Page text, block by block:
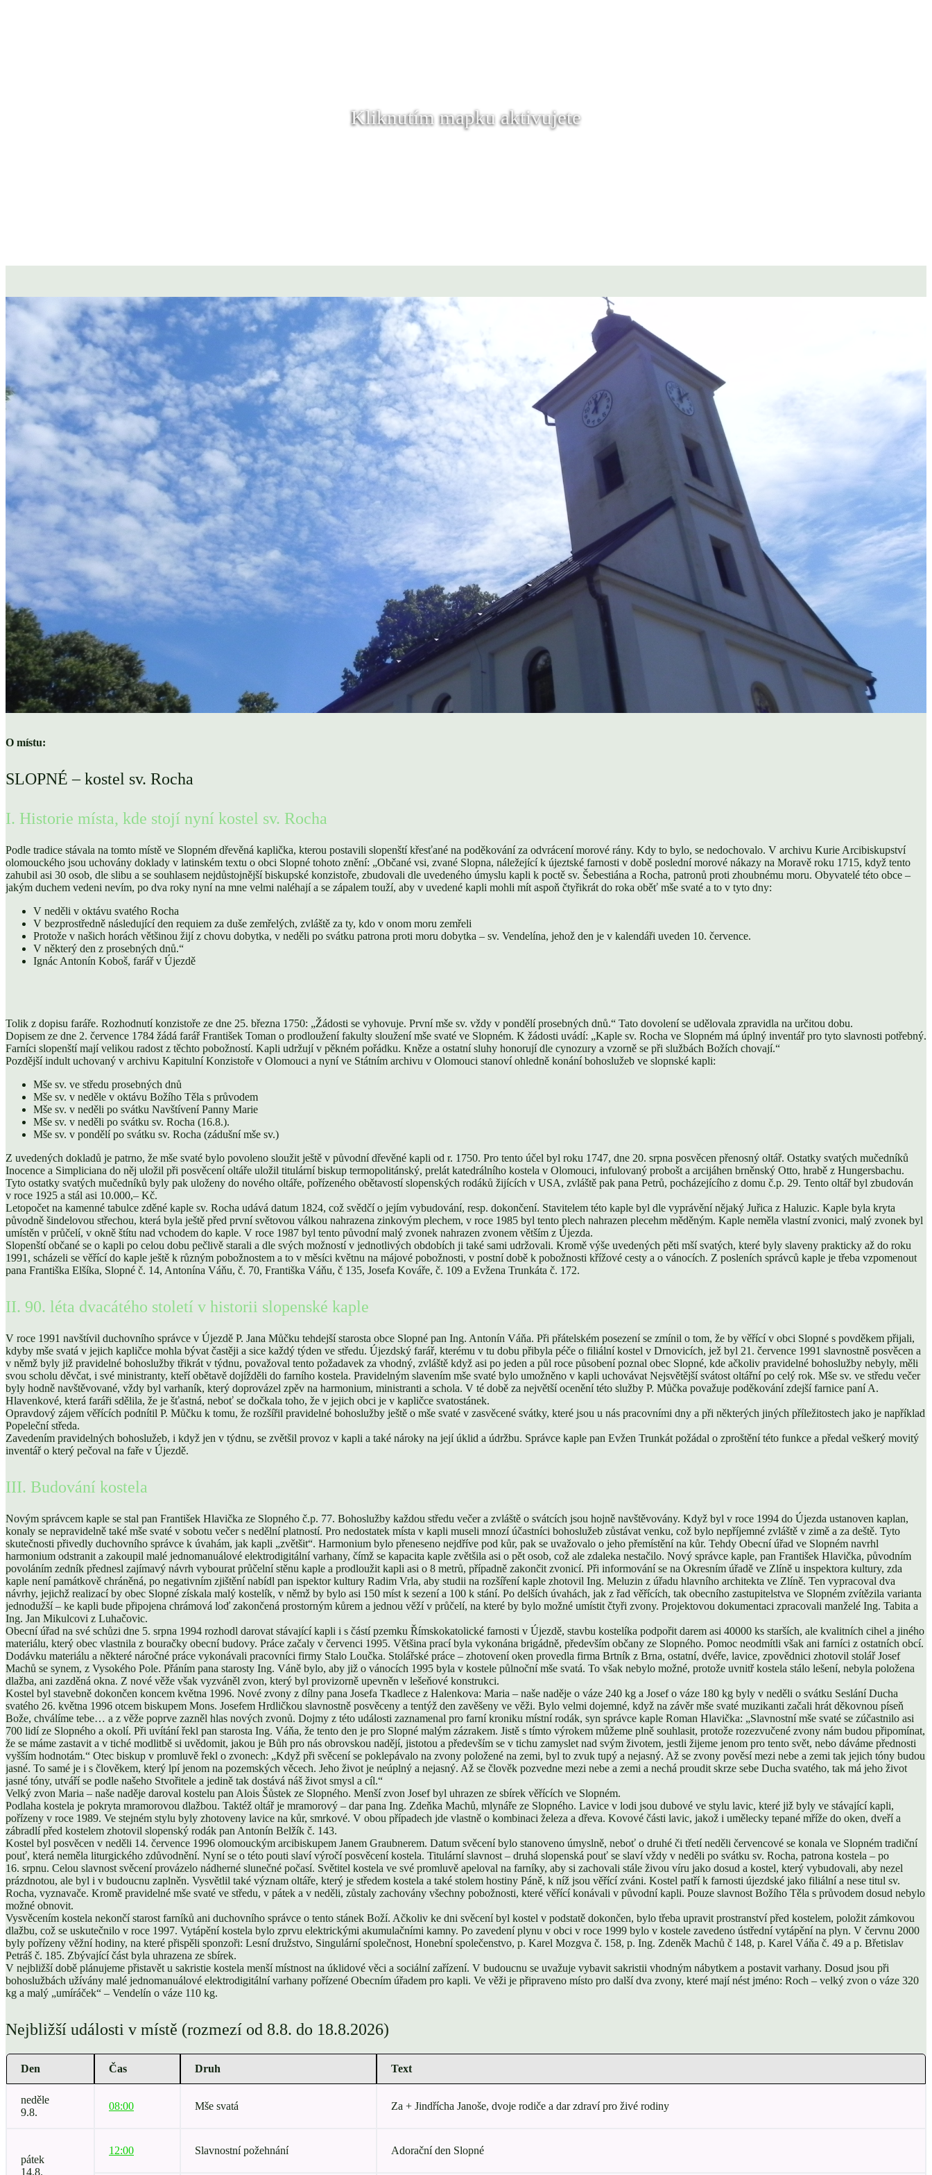
Kliknutím mapku aktivujete
O místu:
SLOPNÉ – kostel sv. Rocha
I. Historie místa, kde stojí nyní kostel sv. Rocha
Podle tradice stávala na tomto místě ve Slopném dřevěná kaplička, kterou postavili slopenští křesťané na poděkování za odvrácení morové rány. Kdy to bylo, se nedochovalo. V archivu Kurie Arcibiskupství
olomouckého jsou uchovány doklady v latinském textu o obci Slopné tohoto znění: „Občané vsi, zvané Slopna, náležející k újeztské farnosti v době poslední morové nákazy na Moravě roku 1715, když tento
zahubil asi 30 osob, dle slibu a se souhlasem nejdůstojnější biskupské konzistoře, zbudovali dle uvedeného úmyslu kapli k poctě sv. Šebestiána a Rocha, patronů proti zhoubnému moru. Obyvatelé této obce –
jakým duchem vedeni nevím, po dva roky nyní na mne velmi naléhají a se zápalem touží, aby v uvedené kapli mohli mít aspoň čtyřikrát do roka oběť mše svaté a to v tyto dny:
V neděli v oktávu svatého Rocha
V bezprostředně následující den requiem za duše zemřelých, zvláště za ty, kdo v onom moru zemřeli
Protože v našich horách většinou žijí z chovu dobytka, v neděli po svátku patrona proti moru dobytka – sv. Vendelína, jehož den je v kalendáři uveden 10. července.
V některý den z prosebných dnů.“
Ignác Antonín Koboš, farář v Újezdě
Tolik z dopisu faráře. Rozhodnutí konzistoře ze dne 25. března 1750: „Žádosti se vyhovuje. První mše sv. vždy v pondělí prosebných dnů.“ Tato dovolení se udělovala zpravidla na určitou dobu.
Dopisem ze dne 2. července 1784 žádá farář František Toman o prodloužení fakulty sloužení mše svaté ve Slopném. K žádosti uvádí: „Kaple sv. Rocha ve Slopném má úplný inventář pro tyto slavnosti potřebný.
Farníci slopenští mají velikou radost z těchto pobožností. Kapli udržují v pěkném pořádku. Kněze a ostatní sluhy honorují dle cynozury a vzorně se při službách Božích chovají.“
Pozdější indult uchovaný v archivu Kapitulní Konzistoře v Olomouci a nyní ve Státním archivu v Olomouci stanoví ohledně konání bohoslužeb ve slopnské kapli:
Mše sv. ve středu prosebných dnů
Mše sv. v neděle v oktávu Božího Těla s průvodem
Mše sv. v neděli po svátku Navštívení Panny Marie
Mše sv. v neděli po svátku sv. Rocha (16.8.).
Mše sv. v pondělí po svátku sv. Rocha (zádušní mše sv.)
Z uvedených dokladů je patrno, že mše svaté bylo povoleno sloužit ještě v původní dřevěné kapli od r. 1750. Pro tento účel byl roku 1747, dne 20. srpna posvěcen přenosný oltář. Ostatky svatých mučedníků
Inocence a Simpliciana do něj uložil při posvěcení oltáře uložil titulární biskup termopolitánský, prelát katedrálního kostela v Olomouci, infulovaný probošt a arcijáhen brněnský Otto, hrabě z Hungersbachu.
Tyto ostatky svatých mučedníků byly pak uloženy do nového oltáře, pořízeného obětavostí slopenských rodáků žijících v USA, zvláště pak pana Petrů, pocházejícího z domu č.p. 29. Tento oltář byl zbudován
v roce 1925 a stál asi 10.000,– Kč.
Letopočet na kamenné tabulce zděné kaple sv. Rocha udává datum 1824, což svědčí o jejím vybudování, resp. dokončení. Stavitelem této kaple byl dle vyprávění nějaký Juřica z Haluzic. Kaple byla kryta
původně šindelovou střechou, která byla ještě před první světovou válkou nahrazena zinkovým plechem, v roce 1985 byl tento plech nahrazen plecehm měděným. Kaple neměla vlastní zvonici, malý zvonek byl
umístěn v průčelí, v okně štítu nad vchodem do kaple. V roce 1987 byl tento původní malý zvonek nahrazen zvonem větším z Újezda.
Slopenští občané se o kapli po celou dobu pečlivě starali a dle svých možností v jednotlivých obdobích ji také sami udržovali. Kromě výše uvedených pěti mší svatých, které byly slaveny prakticky až do roku
1991, scházeli se věřící do kaple ještě k různým pobožnostem a to v měsíci květnu na májové pobožnosti, v postní době k pobožnosti křížové cesty a o vánocích. Z posleních správců kaple je třeba vzpomenout
pana Františka Elšíka, Slopné č. 14, Antonína Váňu, č. 70, Františka Váňu, č 135, Josefa Kováře, č. 109 a Evžena Trunkáta č. 172.
II. 90. léta dvacátého století v historii slopenské kaple
V roce 1991 navštívil duchovního správce v Újezdě P. Jana Můčku tehdejší starosta obce Slopné pan Ing. Antonín Váňa. Při přátelském posezení se zmínil o tom, že by věřící v obci Slopné s povděkem přijali,
kdyby mše svatá v jejich kapličce mohla bývat častěji a sice každý týden ve středu. Újezdský farář, kterému v tu dobu přibyla péče o filiální kostel v Drnovicích, jež byl 21. července 1991 slavnostně posvěcen a
v němž byly již pravidelné bohoslužby třikrát v týdnu, považoval tento požadavek za vhodný, zvláště když asi po jeden a půl roce působení poznal obec Slopné, kde ačkoliv pravidelné bohoslužby nebyly, měli
svou scholu děvčat, i své ministranty, kteří obětavě dojížděli do farního kostela. Pravidelným slavením mše svaté bylo umožněno v kapli uchovávat Nejsvětější svátost oltářní po celý rok. Mše sv. ve středu večer
byly hodně navštěvované, vždy byl varhaník, který doprovázel zpěv na harmonium, ministranti a schola. V té době za největší ocenění této služby P. Můčka považuje poděkování zdejší farnice paní A.
Hlavenkové, která faráři sdělila, že je šťastná, neboť se dočkala toho, že v jejich obci je v kapličce svatostánek.
Opravdový zájem věřících podnítil P. Můčku k tomu, že rozšířil pravidelné bohoslužby ještě o mše svaté v zasvěcené svátky, které jsou u nás pracovními dny a při některých jiných příležitostech jako je například
Popeleční středa.
Zavedením pravidelných bohoslužeb, i když jen v týdnu, se zvětšil provoz v kapli a také nároky na její úklid a údržbu. Správce kaple pan Evžen Trunkát požádal o zproštění této funkce a předal veškerý movitý
inventář o který pečoval na faře v Újezdě.
III. Budování kostela
Novým správcem kaple se stal pan František Hlavička ze Slopného č.p. 77. Bohoslužby každou středu večer a zvláště o svátcích jsou hojně navštěvovány. Když byl v roce 1994 do Újezda ustanoven kaplan,
konaly se nepravidelně také mše svaté v sobotu večer s nedělní platností. Pro nedostatek místa v kapli museli mnozí účastníci bohoslužeb zůstávat venku, což bylo nepříjemné zvláště v zimě a za deště. Tyto
skutečnosti přivedly duchovního správce k úvahám, jak kapli „zvětšit“. Harmonium bylo přeneseno nejdříve pod kůr, pak se uvažovalo o jeho přemístění na kůr. Tehdy Obecní úřad ve Slopném navrhl
harmonium odstranit a zakoupil malé jednomanuálové elektrodigitální varhany, čímž se kapacita kaple zvětšila asi o pět osob, což ale zdaleka nestačilo. Nový správce kaple, pan František Hlavička, původním
povoláním zedník přednesl zajímavý návrh vybourat průčelní stěnu kaple a prodloužit kapli asi o 8 metrů, případně zakončit zvonicí. Při informování se na Okresním úřadě ve Zlíně u inspektora kultury, zda
kaple není památkově chráněná, po negativním zjištění nabídl pan ispektor kultury Radim Vrla, aby studii na rozšíření kaple zhotovil Ing. Meluzin z úřadu hlavního architekta ve Zlíně. Ten vypracoval dva
návrhy, jejichž realizací by obec Slopné získala malý kostelík, v němž by bylo asi 150 míst k sezení a 100 k stání. Po delších úvahách, jak z řad věřících, tak obecního zastupitelstva ve Slopném zvítězila varianta
jednodužší – ke kapli bude připojena chrámová loď zakončená prostorným kůrem a jednou věží v průčelí, na které by bylo možné umístit čtyři zvony. Projektovou dokumentaci zpracovali manželé Ing. Tabita a
Ing. Jan Mikulcovi z Luhačovic.
Obecní úřad na své schůzi dne 5. srpna 1994 rozhodl darovat stávající kapli i s částí pzemku Římskokatolické farnosti v Újezdě, stavbu kostelíka podpořit darem asi 40000 ks starších, ale kvalitních cihel a jiného
materiálu, který obec vlastnila z bouračky obecní budovy. Práce začaly v červenci 1995. Většina prací byla vykonána brigádně, především občany ze Slopného. Pomoc neodmítli však ani farníci z ostatních obcí.
Dodávku materiálu a některé náročné práce vykonávali pracovníci firmy Stalo Loučka. Stolářské práce – zhotovení oken provedla firma Brtník z Brna, ostatní, dvéře, lavice, zpovědnici zhotovil stolář Josef
Machů se synem, z Vysokého Pole. Přáním pana starosty Ing. Váně bylo, aby již o vánocích 1995 byla v kostele půlnoční mše svatá. To však nebylo možné, protože uvnitř kostela stálo lešení, nebyla položena
dlažba, ani zazděná okna. Z nové věže však vyzváněl zvon, který byl provizorně upevněn v lešeňové konstrukci.
Kostel byl stavebně dokončen koncem května 1996. Nové zvony z dílny pana Josefa Tkadlece z Halenkova: Maria – naše naděje o váze 240 kg a Josef o váze 180 kg byly v neděli o svátku Seslání Ducha
svatého 26. května 1996 otcem biskupem Mons. Josefem Hrdličkou slavnostně posvěceny a tentýž den zavěšeny ve věži. Bylo velmi dojemné, když na závěr mše svaté muzikanti začali hrát děkovnou píseň
Bože, chválíme tebe… a z věže poprve zazněl hlas nových zvonů. Dojmy z této události zaznamenal pro farní kroniku místní rodák, syn správce kaple Roman Hlavička: „Slavnostní mše svaté se zúčastnilo asi
700 lidí ze Slopného a okolí. Při uvítání řekl pan starosta Ing. Váňa, že tento den je pro Slopné malým zázrakem. Jistě s tímto výrokem můžeme plně souhlasit, protože rozezvučené zvony nám budou připomínat,
že se máme zastavit a v tiché modlitbě si uvědomit, jakou je Bůh pro nás obrovskou nadějí, jistotou a především se v tichu zamyslet nad svým životem, jestli žijeme jenom pro tento svět, nebo dáváme přednosti
vyšším hodnotám.“ Otec biskup v promluvě řekl o zvonech: „Když při svěcení se poklepávalo na zvony položené na zemi, byl to zvuk tupý a nejasný. Až se zvony pověsí mezi nebe a zemi tak jejich tóny budou
jasné. To samé je i s člověkem, který lpí jenom na pozemských věcech. Jeho život je neúplný a nejasný. Až se člověk pozvedne mezi nebe a zemi a nechá proudit skrze sebe Ducha svatého, tak má jeho život
jasné tóny, utváří se podle našeho Stvořitele a jedině tak dostává náš život smysl a cíl.“
Velký zvon Maria – naše naděje daroval kostelu pan Alois Šůstek ze Slopného. Menší zvon Josef byl uhrazen ze sbírek věřících ve Slopném.
Podlaha kostela je pokryta mramorovou dlažbou. Taktéž oltář je mramorový – dar pana Ing. Zdeňka Machů, mlynáře ze Slopného. Lavice v lodi jsou dubové ve stylu lavic, které již byly ve stávající kapli,
pořízeny v roce 1989. Ve stejném stylu byly zhotoveny lavice na kůr, smrkové. V obou případech jde vlastně o kombinaci železa a dřeva. Kovové části lavic, jakož i umělecky tepané mříže do oken, dveří a
zábradlí před kostelem zhotovil slopenský rodák pan Antonín Belžík č. 143.
Kostel byl posvěcen v neděli 14. července 1996 olomouckým arcibiskupem Janem Graubnerem. Datum svěcení bylo stanoveno úmyslně, neboť o druhé či třetí neděli červencové se konala ve Slopném tradiční
pouť, která neměla liturgického zdůvodnění. Nyní se o této pouti slaví výročí posvěcení kostela. Titulární slavnost – druhá slopenská pouť se slaví vždy v neděli po svátku sv. Rocha, patrona kostela – po
16. srpnu. Celou slavnost svěcení provázelo nádherné slunečné počasí. Světitel kostela ve své promluvě apeloval na farníky, aby si zachovali stále živou víru jako dosud a kostel, který vybudovali, aby nezel
prázdnotou, ale byl i v budoucnu zaplněn. Vysvětlil také význam oltáře, který je středem kostela a také stolem hostiny Páně, k níž jsou věřící zváni. Kostel patří k farnosti újezdské jako filiální a nese titul sv.
Rocha, vyznavače. Kromě pravidelné mše svaté ve středu, v pátek a v neděli, zůstaly zachovány všechny pobožnosti, které věřící konávali v původní kapli. Pouze slavnost Božího Těla s průvodem dosud nebylo
možné obnovit.
Vysvěcením kostela nekončí starost farníků ani duchovního správce o tento stánek Boží. Ačkoliv ke dni svěcení byl kostel v podstatě dokončen, bylo třeba upravit prostranství před kostelem, položit zámkovou
dlažbu, což se uskutečnilo v roce 1997. Vytápění kostela bylo zprvu elektrickými akumulačními kamny. Po zavedení plynu v obci v roce 1999 bylo v kostele zavedeno ústřední vytápění na plyn. V červnu 2000
byly pořízeny věžní hodiny, na které přispěli sponzoři: Lesní družstvo, Singulární společnost, Honební společenstvo, p. Karel Mozgva č. 158, p. Ing. Zdeněk Machů č 148, p. Karel Váňa č. 49 a p. Břetislav
Petráš č. 185. Zbývající část byla uhrazena ze sbírek.
V nejbližší době plánujeme přistavět u sakristie kostela menší místnost na úklidové věci a sociální zařízení. V budoucnu se uvažuje vybavit sakristii vhodným nábytkem a postavit varhany. Dosud jsou při
bohoslužbách užívány malé jednomanuálové elektrodigitální varhany pořízené Obecním úřadem pro kapli. Ve věži je připraveno místo pro další dva zvony, které mají nést jméno: Roch – velký zvon o váze 320
kg a malý „umíráček“ – Vendelín o váze 110 kg.
Nejbližší události v místě (rozmezí od 8.8. do 18.8.2026)
Den Čas Druh Text
neděle
9.8.
08:00 Mše svatá Za + Jindřícha Janoše, dvoje rodiče a dar zdraví pro živé rodiny
pátek
14.8.
12:00 Slavnostní požehnání Adorační den Slopné